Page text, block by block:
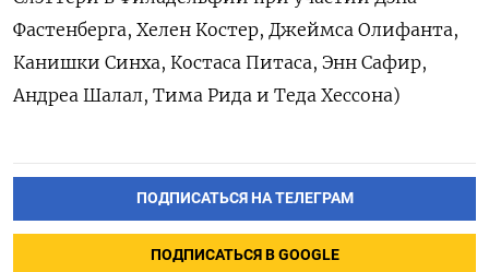
Фастенберга, Хелен Костер, Джеймса Олифанта,
Канишки Синха, Костаса Питаса, Энн Сафир,
Андреа Шалал, Тима Рида и Теда Хессона)
ПОДПИСАТЬСЯ НА ТЕЛЕГРАМ
ПОДПИСАТЬСЯ В GOOGLE